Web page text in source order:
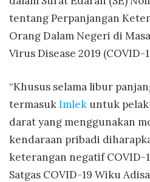
tentang Perpanjangan
Orang Dalam Negeri di
Virus Disease 2019 (COVID-
“Khusus selama libur
termasukImlek untuk
darat yang menggunakan
kendaraan pribadi
keterangan negatif COVID-
Satgas COVID-19 Wiku